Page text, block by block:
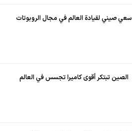
سعي صيني لقيادة العالم في مجال الروبوتات
الصين تبتكر أقوى كاميرا تجسس في العالم